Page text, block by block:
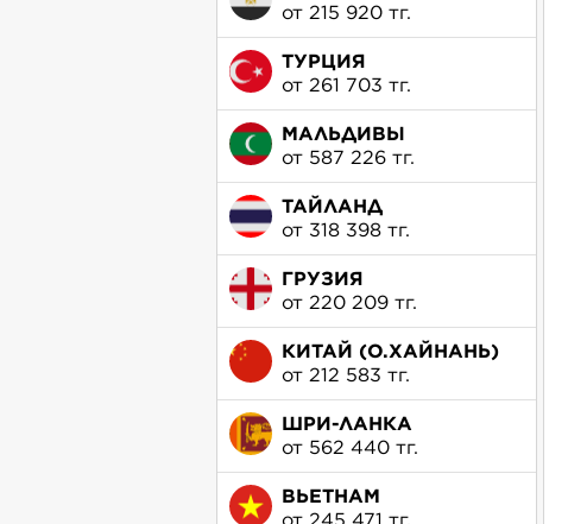
от 215 920 тг.
ТУРЦИЯ
от 261 703 тг.
МАЛЬДИВЫ
от 587 226 тг.
ТАЙЛАНД
от 318 398 тг.
ГРУЗИЯ
от 220 209 тг.
КИТАЙ (О.ХАЙНАНЬ)
от 212 583 тг.
ШРИ-ЛАНКА
от 562 440 тг.
ВЬЕТНАМ